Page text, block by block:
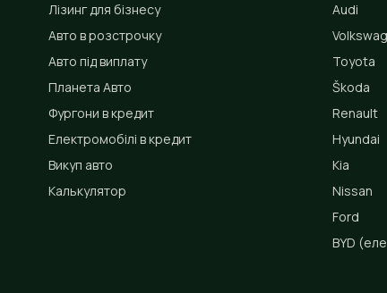
Лізинг для бізнесу
Авто в розстрочку
Авто під виплату
Планета Авто
Фургони в кредит
Електромобілі в кредит
Викуп авто
Калькулятор
Audi
Toyota
Škoda
Renault
Hyundai
Kia
Nissan
Ford
BYD